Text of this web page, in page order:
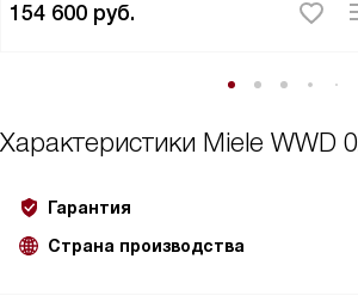
154 600 руб.
Характеристики Miele WWD
Гарантия
Страна производства